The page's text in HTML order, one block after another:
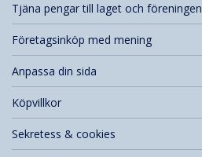
Tjäna pengar till laget och föreningen
Företagsinköp med mening
Anpassa din sida
Köpvillkor
Sekretess & cookies